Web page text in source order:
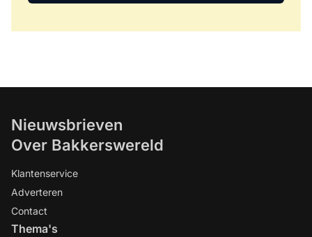
Nieuwsbrieven
Over Bakkerswereld
Klantenservice
Adverteren
Contact
Thema's